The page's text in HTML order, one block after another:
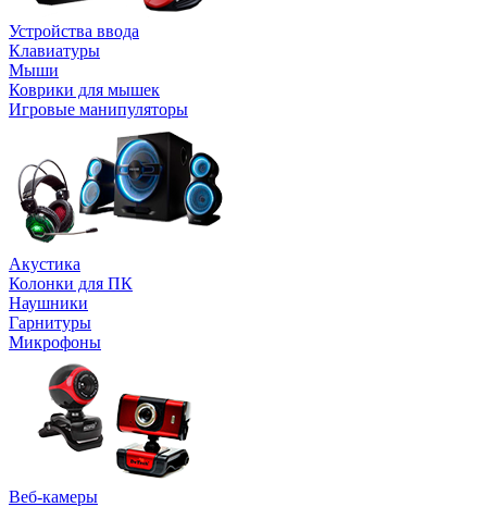
Устройства ввода
Клавиатуры
Мыши
Коврики для мышек
Игровые манипуляторы
Акустика
Колонки для ПК
Наушники
Гарнитуры
Микрофоны
Веб-камеры